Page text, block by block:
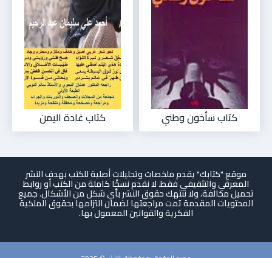
كتاب سأخون وطني كتاب غادة اليمن
موقع "كتابك" يقدم ملخصات وتحليلات أصلية للكتب بهدف النشر
المعرفي والتثقيفي فقط. لا نقدم نسخًا كاملة من الكتب أو روابط
تحميل مخالفة، ولا ننتهك حقوق النشر بأي شكل من الأشكال. جميع
المحتويات المقدمة تمت مراجعتها لضمان التزامها بحقوق الملكية
الفكرية والقوانين المعمول بها.